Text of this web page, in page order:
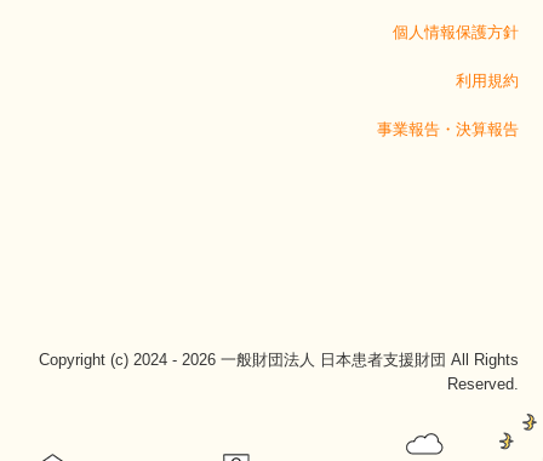
個人情報保護方針
利用規約
事業報告・決算報告
Copyright (c) 2024 - 2026 一般財団法人 日本患者支援財団 All Rights
Reserved.